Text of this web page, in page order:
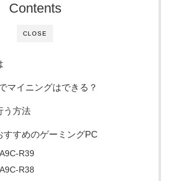
CLOSE
Contents
マイニングはできる？
う方法
すすめのゲーミングPC
R39
R38